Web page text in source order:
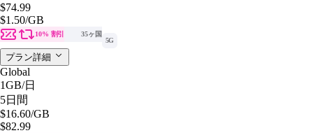
$74.99
$1.50/GB
10% 割引
35ヶ国
5G
プラン詳細
Global
1GB/日
5日間
$16.60/GB
$82.99